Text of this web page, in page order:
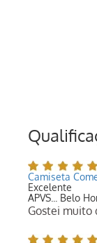
Camiseta
Excelente
APVS... Belo
Gostei muito